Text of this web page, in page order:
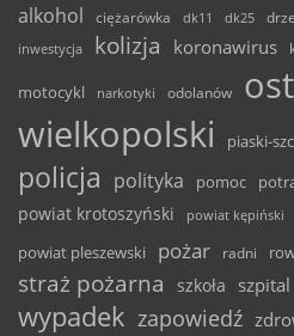
alkohol ciężarówka dk11 dk25
inwestycja
kolizja koronawirus
motocykl narkotyki odolanów
wielkopolski
piaski-
policja polityka pomoc
powiat krotoszyński powiat kępiński
powiat pleszewski pożar radni
straż pożarna szkoła szpital
wypadek zapowiedź